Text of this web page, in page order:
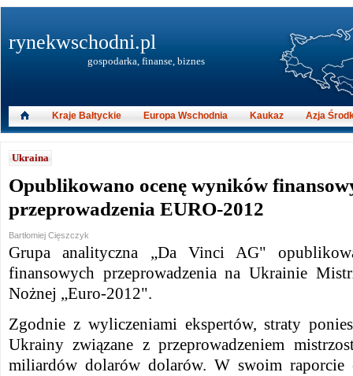
Ukraina
Opublikowano ocenę wyników
przeprowadzenia EURO-2012
Bartłomiej Cięszczyk
Grupa analityczna „Da Vinci AG"
finansowych przeprowadzenia na Ukrainie
Nożnej „Euro-2012".
Zgodnie z wyliczeniami ekspertów, straty
Ukrainy związane z przeprowadzeniem
miliardów dolarów dolarów. W swoim raporcie
rynekwschodni.pl
gospodarka, finanse, biznes
Kraje Bałtyckie Europa Wschodnia Kaukaz Azja